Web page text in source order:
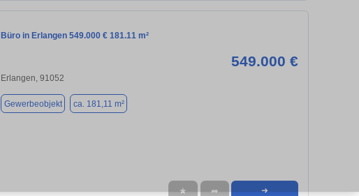
Büro in Erlangen 549.000 € 181.11 m²
549.000 €
Erlangen, 91052
Gewerbeobjekt ca. 181,11 m²
★ ➦ ➜